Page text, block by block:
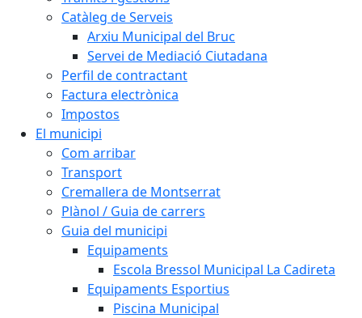
Catàleg de Serveis
Arxiu Municipal del Bruc
Servei de Mediació Ciutadana
Perfil de contractant
Factura electrònica
Impostos
El municipi
Com arribar
Transport
Cremallera de Montserrat
Plànol / Guia de carrers
Guia del municipi
Equipaments
Escola Bressol Municipal La Cadireta
Equipaments Esportius
Piscina Municipal